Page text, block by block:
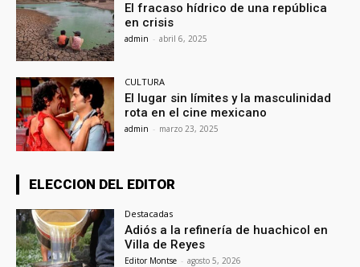
El fracaso hídrico de una república
en crisis
admin - abril 6, 2025
CULTURA
El lugar sin límites y la masculinidad
rota en el cine mexicano
admin - marzo 23, 2025
ELECCION DEL EDITOR
Destacadas
Adiós a la refinería de huachicol en
Villa de Reyes
Editor Montse - agosto 5, 2026